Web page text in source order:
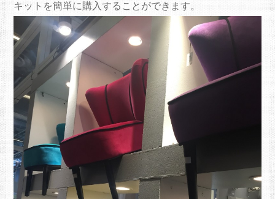
キットを簡単に購入することができます。